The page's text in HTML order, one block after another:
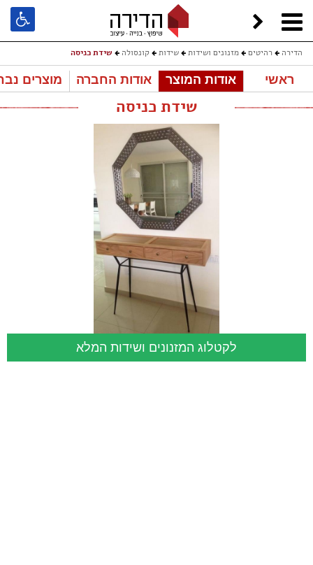
הדירה רהיטים מזנונים ושידות שידות קונסולה שידת כניסה
ראשי אודות המוצר אודות החברה מוצרים
שידת כניסה
לקטלוג המזנונים ושידות המלא